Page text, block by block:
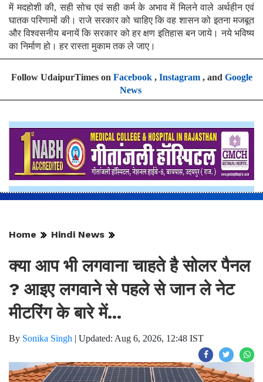
में मदहोशी की, सही सोच एवं सही कर्म के अभाव में मिलने वाले अर्थहीन एवं
घातक परिणामों की। राजे सरकार को चाहिए कि वह शासन को इतना मजबूत
और विश्वसनीय बनायें कि सरकार को हर क्षण इतिहास बन जाये। नये भविष्य
का निर्माण हो। हर रास्ता मुकाम तक ले जाए।
Follow UdaipurTimes on Facebook, Instagram, and Google
News
Home Hindi News
क्या आप भी लगवाना चाहते है सोलर पैनल
? आइए लगवाने से पहले से जान ले नेट
मीटरिंग के बारे में...
By Sonika Singh | Updated: Aug 6, 2026, 12:48 IST